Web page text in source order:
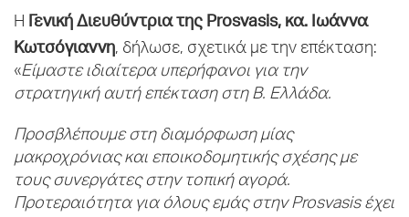
Η Γενική Διευθύντρια της Prosvasis, κα. Ιωάννα
Κωτσόγιαννη, δήλωσε, σχετικά με την επέκταση:
«Είμαστε ιδιαίτερα υπερήφανοι για την
στρατηγική αυτή επέκταση στη Β. Ελλάδα.
Προσβλέπουμε στη διαμόρφωση μίας
μακροχρόνιας και εποικοδομητικής σχέσης με
τους συνεργάτες στην τοπική αγορά.
Προτεραιότητα για όλους εμάς στην Prosvasis έχει